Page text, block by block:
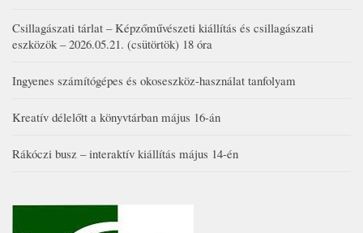
Csillagászati tárlat – Képzőművészeti kiállítás és csillagászati
eszközök – 2026.05.21. (csütörtök) 18 óra
Ingyenes számítógépes és okoseszköz-használat tanfolyam
Kreatív délelőtt a könyvtárban május 16-án
Rákóczi busz – interaktív kiállítás május 14-én